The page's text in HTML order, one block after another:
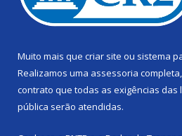
Muito mais que criar site ou sistema
Realizamos uma assessoria
contrato que todas as exigências das
pública serão atendidas.